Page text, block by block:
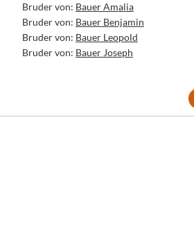
Bruder von: Bauer Amalia
Bruder von: Bauer Benjamin
Bruder von: Bauer Leopold
Bruder von: Bauer Joseph